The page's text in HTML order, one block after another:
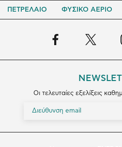
ΠΕΤΡΕΛΑΙΟ ΦΥΣΙΚΟ ΑΕΡΙΟ
Οι τελευταίες εξελίξεις